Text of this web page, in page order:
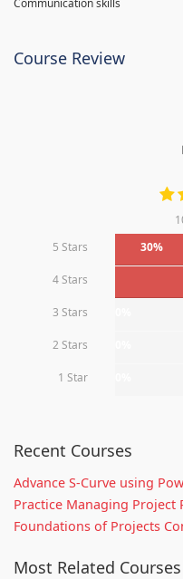
Course Review
5 Stars
30%
4 Stars
3 Stars
2 Stars
1 Star
Recent Courses
Advance S-Curve using
Practice Managing Project
Foundations of Projects
Most Related Courses